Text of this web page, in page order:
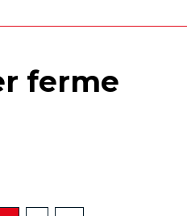
ferme